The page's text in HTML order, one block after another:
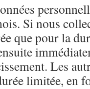
Si nous
que pour la
Les
limitée, en